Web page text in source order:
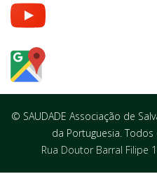
© SAUDADE Associação de
da Portuguesia.
Rua Doutor Barral Filipe